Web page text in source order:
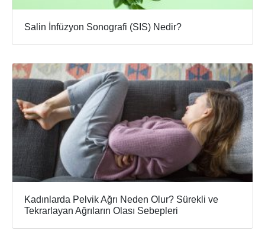
Salin İnfüzyon Sonografi (SIS) Nedir?
Kadınlarda Pelvik Ağrı Neden Olur? Sürekli ve
Tekrarlayan Ağrıların Olası Sebepleri